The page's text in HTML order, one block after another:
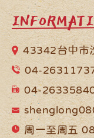
43342台中市
04-
04-
周一至周五